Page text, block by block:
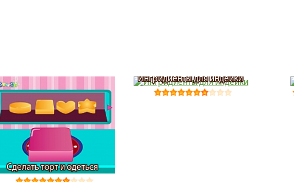
Сделать торт и одеться
Ингридиенты для индейки